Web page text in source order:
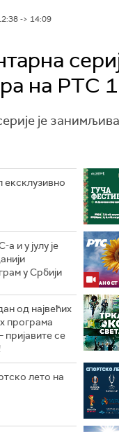
-> 14:09
на РТС 1
је
ексклузивно
и у јулу је
у Србији
од највећих
програма
пријавите се
лето на